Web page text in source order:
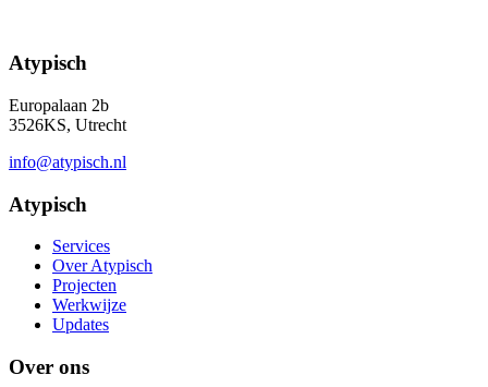
Atypisch
Europalaan 2b
3526KS, Utrecht
info@atypisch.nl
Atypisch
Services
Over Atypisch
Projecten
Werkwijze
Updates
Over ons